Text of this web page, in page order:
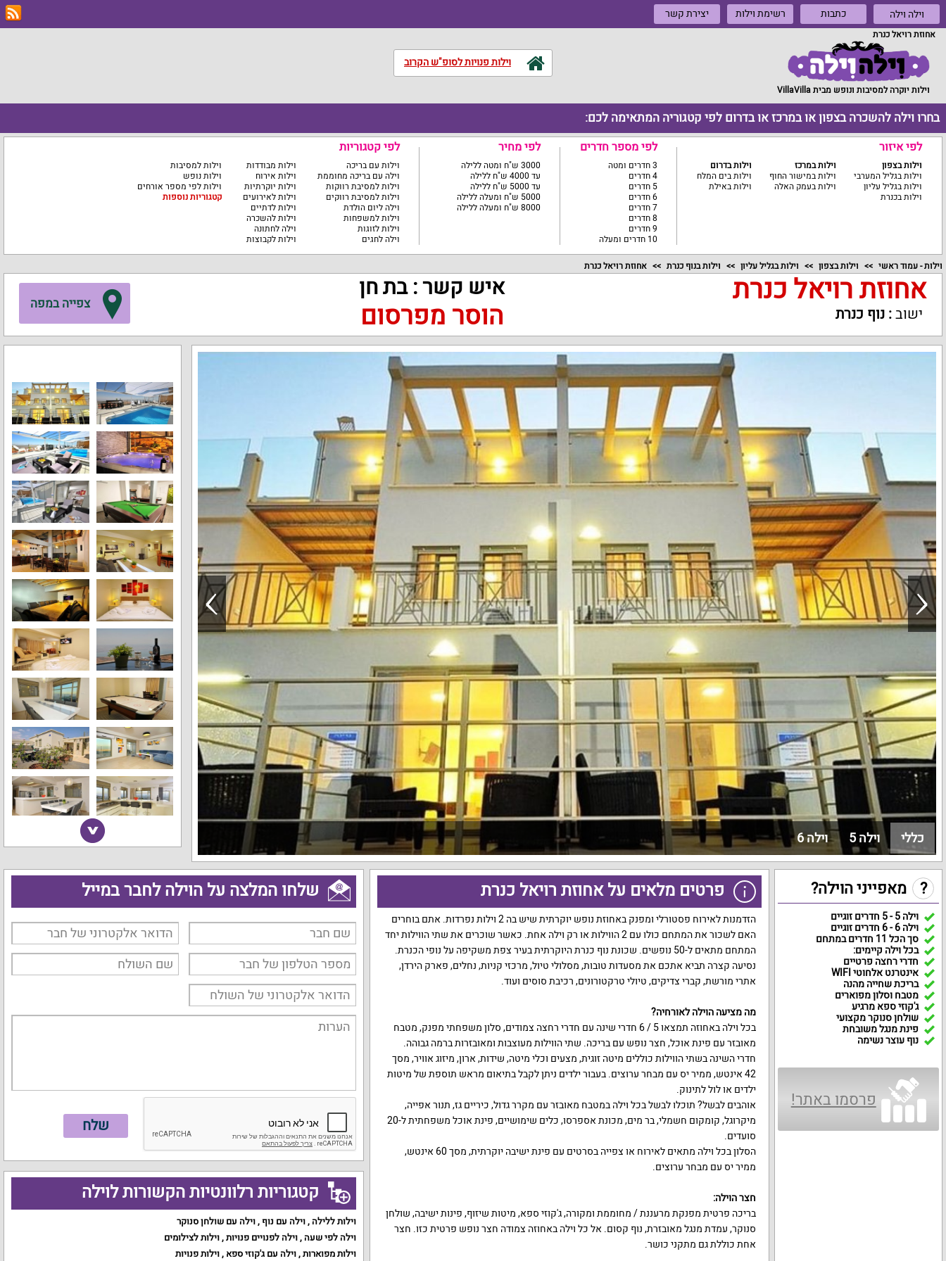
וילה וילה כתבות רשימת וילות יצירת קשר
אחוזת רויאל כנרת
וילות פנויות לסופ"ש הקרוב
וילות יוקרה למסיבות ונופש מבית VillaVilla
בחרו וילה להשכרה בצפון או במרכז או בדרום לפי קטגוריה המתאימה לכם:
לפי איזור
וילות בצפון
וילות בגליל המערבי
וילות בגליל עליון
וילות בכנרת
וילות במרכז
וילות במישור החוף
וילות בעמק האלה
וילות בדרום
וילות בים המלח
וילות באילת
לפי מספר חדרים
3 חדרים ומטה
4 חדרים
5 חדרים
6 חדרים
7 חדרים
8 חדרים
9 חדרים
10 חדרים ומעלה
לפי מחיר
3000 ש"ח ומטה ללילה
עד 4000 ש"ח ללילה
עד 5000 ש"ח ללילה
5000 ש"ח ומעלה ללילה
8000 ש"ח ומעלה ללילה
לפי קטגוריות
וילות עם בריכה
וילה עם בריכה מחוממת
וילות למסיבת רווקות
וילות למסיבת רווקים
וילה ליום הולדת
וילות למשפחות
וילות לזוגות
וילה לחגים
וילות מבודדות
וילות אירוח
וילות יוקרתיות
וילות לאירועים
וילות לדתיים
וילות להשכרה
וילה לחתונה
וילות לקבוצות
וילות למסיבות
וילות נופש
וילות לפי מספר אורחים
קטגוריות נוספות
וילות - עמוד ראשי וילות בצפון וילות בגליל עליון וילות בנוף כנרת אחוזת רויאל כנרת
צפייה במפה אחוזת רויאל כנרת
ישוב: נוף כנרת
איש קשר : בת חן
הוסר מפרסום
כללי וילה 5 וילה 6
? מאפייני הוילה?
וילה 5 - 5 חדרים זוגיים
וילה 6 - 6 חדרים זוגיים
סך הכל 11 חדרים במתחם
בכל וילה קיימים:
חדרי רחצה פרטיים
אינטרנט אלחוטי WIFI
בריכת שחייה מהנה
מטבח וסלון מפוארים
ג'קוזי ספא מרגיע
שולחן סנוקר מקצועי
פינת מנגל משובחת
נוף עוצר נשימה
פרסמו באתר!
פרטים מלאים על אחוזת רויאל כנרת
הזדמנות לאירוח פסטורלי ומפנק באחוזת נופש יוקרתית שיש בה 2 וילות נפרדות. אתם בוחרים
האם לשכור את המתחם כולו עם 2 הווילות או רק וילה אחת. כאשר שוכרים את שתי הווילות יחד
המתחם מתאים ל-50 נופשים. שכונת נוף כנרת היוקרתית בעיר צפת משקיפה על נופי הכנרת.
נסיעה קצרה תביא אתכם את מסעדות טובות, מסלולי טיול, מרכזי קניות, נחלים, פארק הירדן,
אתרי מורשת, קברי צדיקים, טיולי טרקטורונים, רכיבת סוסים ועוד.
מה מציעה הוילה לאורחיה?
בכל וילה באחוזה תמצאו 5 / 6 חדרי שינה עם חדרי רחצה צמודים, סלון משפחתי מפנק, מטבח
מאובזר עם פינת אוכל, חצר נופש עם בריכה. שתי הווילות מעוצבות ומאובזרות ברמה גבוהה.
חדרי השינה בשתי הווילות כוללים מיטה זוגית, מצעים וכלי מיטה, שידות, ארון, מיזוג אוויר, מסך
42 אינטש, ממיר יס עם מבחר ערוצים. בעבור ילדים ניתן לקבל בתיאום מראש תוספת של מיטות
ילדים או לול לתינוק.
אוהבים לבשל? תוכלו לבשל בכל וילה במטבח מאובזר עם מקרר גדול, כיריים גז, תנור אפייה,
מיקרוגל, קומקום חשמלי, בר מים, מכונת אספרסו, כלים שימושיים, פינת אוכל משפחתית ל-20
סועדים.
הסלון בכל וילה מתאים לאירוח או צפייה בסרטים עם פינת ישיבה יוקרתית, מסך 60 אינטש,
ממיר יס עם מבחר ערוצים.
חצר הוילה:
בריכה פרטית מפנקת מרעננת / מחוממת ומקורה, ג'קוזי ספא, מיטות שיזוף, פינות ישיבה, שולחן
סנוקר, עמדת מנגל מאובזרת, נוף קסום. אל כל וילה באחוזה צמודה חצר נופש פרטית כזו. חצר
אחת כוללת גם מתקני כושר.
שלחו המלצה על הוילה לחבר במייל
קטגוריות רלוונטיות הקשורות לוילה
וילות ללילה ,וילה עם נוף ,וילה עם שולחן סנוקר
וילה לפי שעה ,וילה לפנויים פנויות,וילות לצילומים
וילות מפוארות,וילה עם ג'קוזי ספא ,וילות פנויות